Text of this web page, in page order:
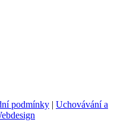
podmínky | Uchovávání a